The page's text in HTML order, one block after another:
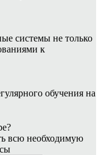
системы не только
к
обучения на
всю необходимую